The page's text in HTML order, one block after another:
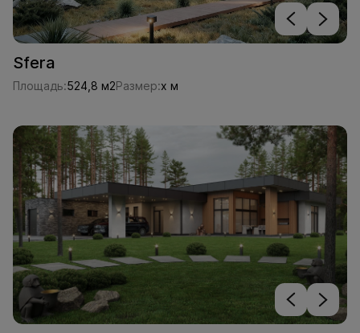
Sfera
Площадь:524,8 м2Размер:x м